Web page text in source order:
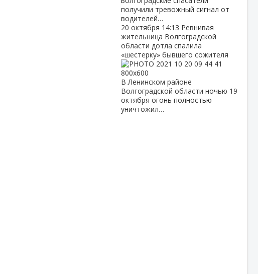
получили тревожный сигнал от
водителей…
20 октября 14:13 Ревнивая
жительница Волгоградской
области дотла спалила
«шестерку» бывшего сожителя
В Ленинском районе
Волгоградской области ночью 19
октября огонь полностью
уничтожил…